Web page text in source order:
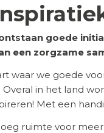
goede
een zorgzame
waar we goede
Overal in het land
Met een
ruimte voor